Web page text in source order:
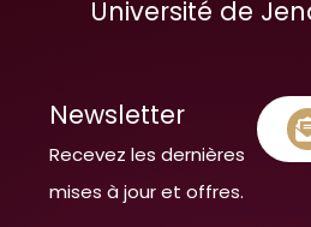
Université de
Newsletter
Recevez les dernières
mises à jour et offres.